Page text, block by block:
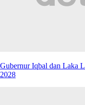
Gubernur Iqbal dan Laka
2028